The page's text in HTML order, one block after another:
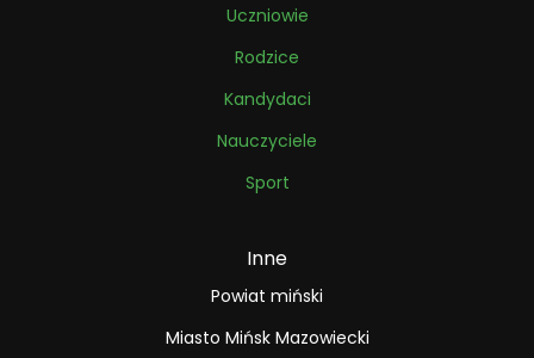
Uczniowie
Rodzice
Kandydaci
Nauczyciele
Sport
Inne
Powiat miński
Miasto Mińsk Mazowiecki